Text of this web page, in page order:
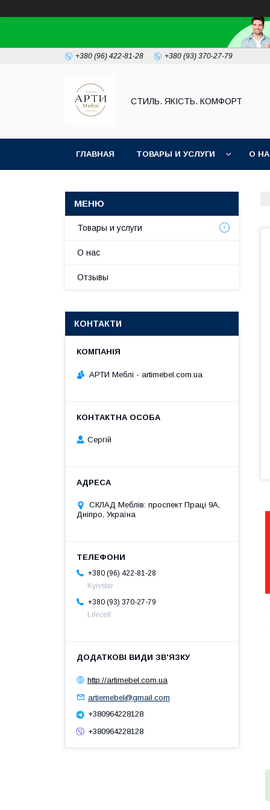
+380 (96) 422-81-28 +380 (93) 370-27-79
СТИЛЬ. ЯКІСТЬ. КОМФОРТ
ГЛАВНАЯ ТОВАРЫ И УСЛУГИ О
Товары и услуги
О нас
Отзывы
КОНТАКТИ
АРТИ Меблі - artimebel.com.ua
Сергій
СКЛАД Меблів: проспект Праці 9А,
Дніпро, Україна
+380 (96) 422-81-28
Kyivstar
+380 (93) 370-27-79
Lifecell
http://artimebel.com.ua
artiemebel@gmail.com
+380964228128
+380964228128